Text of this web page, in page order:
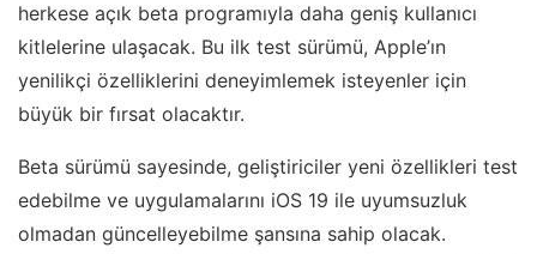
herkese açık beta programıyla daha geniş kullanıcı
kitlelerine ulaşacak. Bu ilk test sürümü, Apple’ın
yenilikçi özelliklerini deneyimlemek isteyenler için
büyük bir fırsat olacaktır.
Beta sürümü sayesinde, geliştiriciler yeni özellikleri test
edebilme ve uygulamalarını iOS 19 ile uyumsuzluk
olmadan güncelleyebilme şansına sahip olacak.